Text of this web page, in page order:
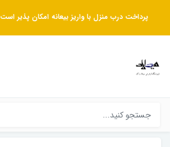
پرداخت درب منزل با واریز بیعانه امکان پذیر است